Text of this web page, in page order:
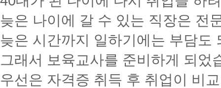
늦은 나이에 갈 수 있는 직장은 전
늦은 시간까지 일하기에는 부담도
그래서 보육교사를 준비하게 되었
우선은 자격증 취득 후 취업이 비